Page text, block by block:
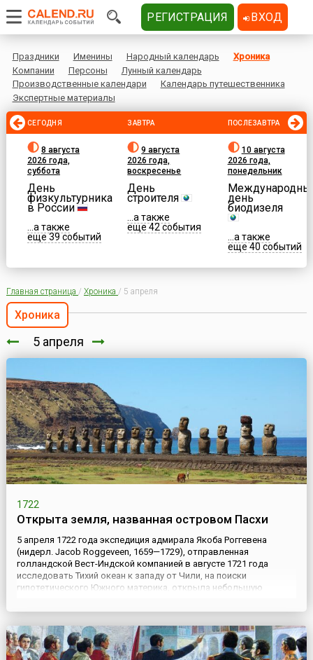
Праздники Именины Народный календарь
Хроника
Компании
Персоны
Лунный календарь
Производственные календари
Календарь путешественника
Экспертные материалы
СЕГОДНЯ
8 августа
2026 года,
суббота
День
физкультурника
в России
...а также
еще 39 событий
ЗАВТРА
9 августа
2026 года,
воскресенье
День
строителя
...а также
еще 42 события
ПОСЛЕЗАВТРА
10 августа
2026 года,
понедельник
день
биодизеля
...а также
еще 40 событий
Главная страница / Хроника / 5 апреля
Хроника
5 апреля
1722
Открыта земля, названная островом Пасхи
5 апреля 1722 года экспедиция адмирала Якоба Роггевена
(нидерл. Jacob Roggeveen, 1659—1729), отправленная
голландской Вест-Индской компанией в августе 1721 года
исследовать Тихий океан к западу от Чили, на поиски
гипотетического Южного материка, открыла небольшую
сделали в первый день христианской Пасхи, после того, как
благополучно обошли Южну...
РЕГИСТРАЦИЯ ВХОД